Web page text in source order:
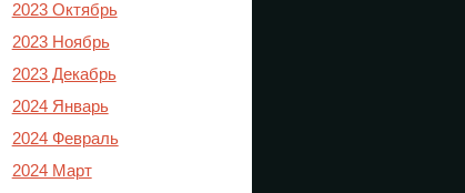
2023 Октябрь
2023 Ноябрь
2023 Декабрь
2024 Январь
2024 Февраль
2024 Март